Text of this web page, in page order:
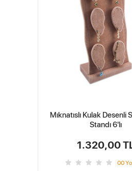
Mıknatıslı Kulak Desenli
Standı 6'lı
1.320,00
00